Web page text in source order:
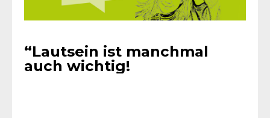
“Lautsein ist manchmal
auch wichtig!